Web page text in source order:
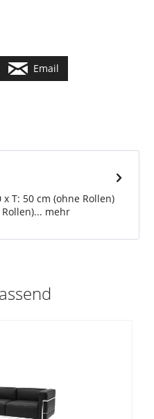
Email
T: 50 cm (ohne Rollen)
mehr